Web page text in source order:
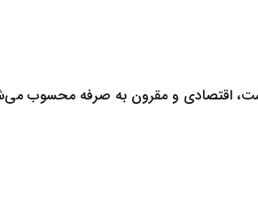
اقتصادی و مقرون به صرفه محسوب